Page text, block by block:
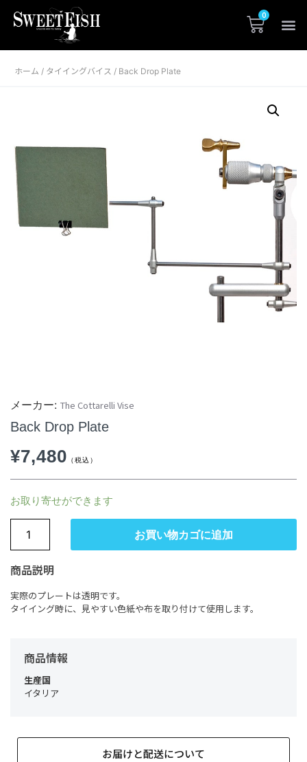
ホーム / タイイングバイス / Back Drop Plate
The Cottarelli Vise
Back Drop Plate
¥7,480
お取り寄せができます
お買い物カゴに追加
商品説明
実際のプレートは透明です。
タイイング時に、見やすい色紙や布を取り付けて使用します。
商品情報
生産国
イタリア
お届けと配送について